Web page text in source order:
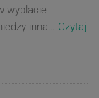
wyplacie
inna… Czytaj